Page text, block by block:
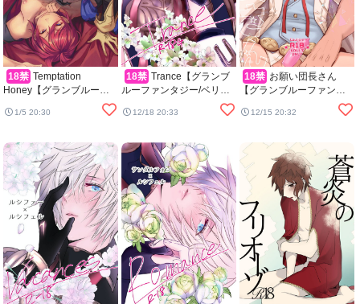
18禁
Honey【グランブルーフ
1/5 20:30
18禁
ルーファンタジー/ベリル
12/18 20:33
18禁
【グランブルーファンタ
12/15 20:32